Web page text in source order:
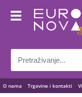
O nama Trgovine i kontakti